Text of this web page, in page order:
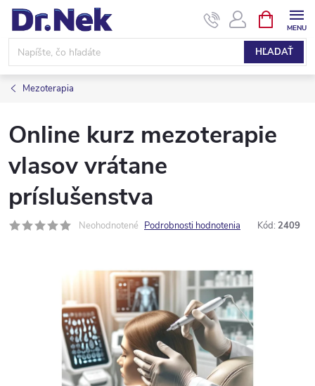
Prejsť
obsah
HĽADAŤ
KOŠÍK
Mezoterapia
Online kurz mezoterapie
vlasov vrátane
príslušenstva
Neohodnotené Podrobnosti hodnotenia Kód: 2409